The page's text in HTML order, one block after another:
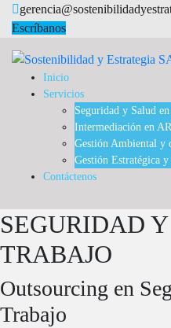
Saltar
Escríbanos
Inicio
Servicios
Seguridad y Salud
Intermediación en
Gestión Ambiental y
Gestión Estratégica
Contáctenos
SEGURIDAD
TRABAJO
Outsourcing en
Trabajo